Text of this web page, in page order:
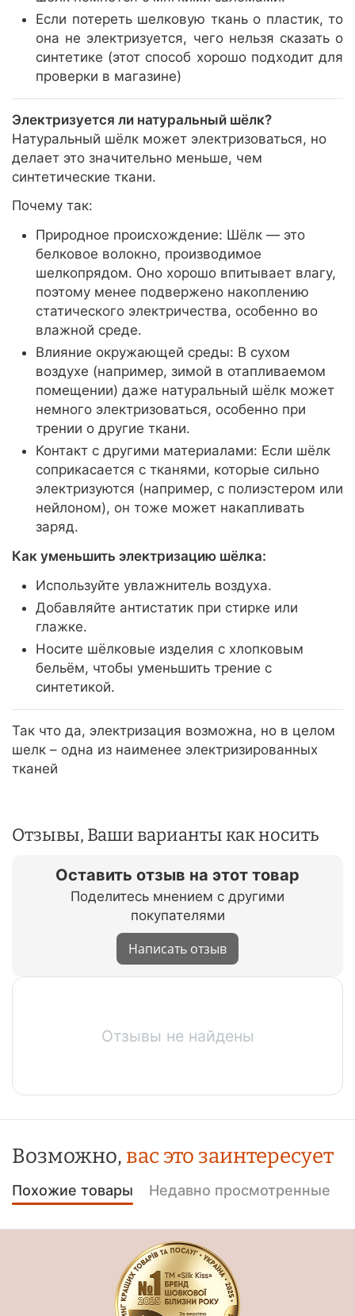
Если потереть шелковую ткань о пластик, то
она не электризуется, чего нельзя сказать о
синтетике (этот способ хорошо подходит для
проверки в магазине)
Электризуется ли натуральный шёлк?
Натуральный шёлк может электризоваться, но
делает это значительно меньше, чем
синтетические ткани.
Почему так:
Природное происхождение: Шёлк — это
белковое волокно, производимое
шелкопрядом. Оно хорошо впитывает влагу,
поэтому менее подвержено накоплению
статического электричества, особенно во
влажной среде.
Влияние окружающей среды: В сухом
воздухе (например, зимой в отапливаемом
помещении) даже натуральный шёлк может
немного электризоваться, особенно при
трении о другие ткани.
Контакт с другими материалами: Если шёлк
соприкасается с тканями, которые сильно
электризуются (например, с полиэстером или
нейлоном), он тоже может накапливать
заряд.
Как уменьшить электризацию шёлка:
Используйте увлажнитель воздуха.
Добавляйте антистатик при стирке или
глажке.
Носите шёлковые изделия с хлопковым
бельём, чтобы уменьшить трение с
синтетикой.
Так что да, электризация возможна, но в целом
шелк – одна из наименее электризированных
тканей
Отзывы, Ваши варианты как носить
Оставить отзыв на этот товар
Поделитесь мнением с другими
покупателями
Написать отзыв
Отзывы не найдены
Возможно, вас это заинтересует
Похожие товары Недавно просмотренные